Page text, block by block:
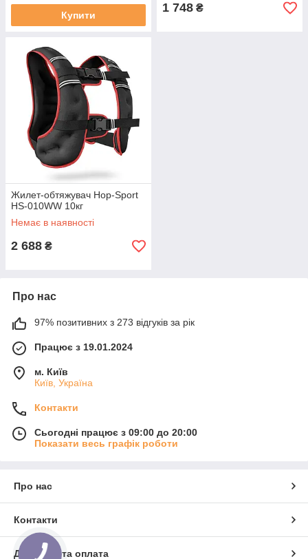
Купити
1 748 ₴
Жилет-обтяжувач Hop-Sport
HS-010WW 10кг
Немає в наявності
2 688 ₴
Про нас
97% позитивних з 273 відгуків за рік
Працює з 19.01.2024
м. Київ
Київ, Україна
Контакти
Сьогодні працює з 09:00 до 20:00
Показати весь графік роботи
Про нас
Контакти
Доставка та оплата